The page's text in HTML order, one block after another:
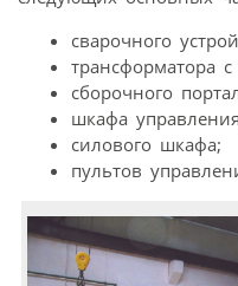
сварочного
трансформатора
сборочного
шкафа
силового шкафа;
пультов